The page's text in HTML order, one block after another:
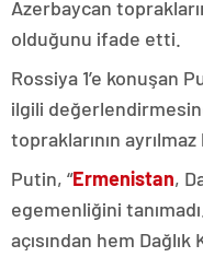
Azerbaycan
olduğunu ifade etti.
Rossiya 1’e konuşan
ilgili
topraklarının
Putin, “Ermenistan,
egemenliğini
açısından hem